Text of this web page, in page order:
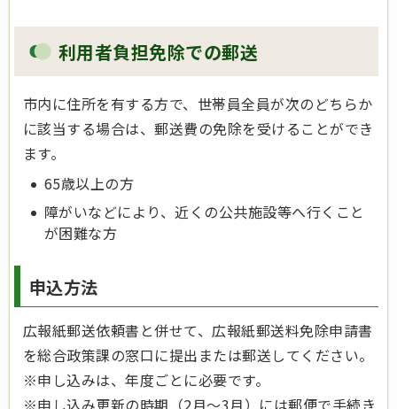
利用者負担免除での郵送
市内に住所を有する方で、世帯員全員が次のどちらか
に該当する場合は、郵送費の免除を受けることができ
ます。
65歳以上の方
障がいなどにより、近くの公共施設等へ行くこと
が困難な方
申込方法
広報紙郵送依頼書と併せて、広報紙郵送料免除申請書
を総合政策課の窓口に提出または郵送してください。
※申し込みは、年度ごとに必要です。